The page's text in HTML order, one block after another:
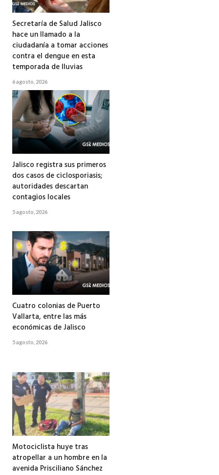
Secretaría de Salud Jalisco
hace un llamado a la
ciudadanía a tomar acciones
contra el dengue en esta
temporada de lluvias
6 agosto, 2026
Jalisco registra sus primeros
dos casos de ciclosporiasis;
autoridades descartan
contagios locales
5 agosto, 2026
Cuatro colonias de Puerto
Vallarta, entre las más
económicas de Jalisco
5 agosto, 2026
Motociclista huye tras
atropellar a un hombre en la
avenida Prisciliano Sánchez